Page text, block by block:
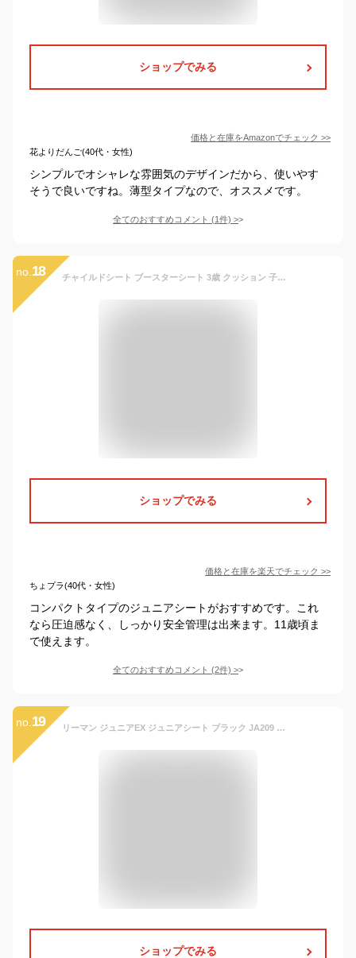
ショップでみる
価格と在庫をAmazonでチェック >>
花よりだんご(40代・女性)
シンプルでオシャレな雰囲気のデザインだから、使いやす
そうで良いですね。薄型タイプなので、オススメです。
全てのおすすめコメント (1件) >
no. 18 チャイルドシート ブースターシート 3歳 クッション 子供 車 （ ジュニアシート チャイルドジュニアシート 学童用 シート 3歳～11歳頃 安全 椅子 イス ブースター コンパクト ベビー キッズ お出かけ 取付簡単 カー用品 ） 【39ショップ】
ショップでみる
価格と在庫を楽天でチェック >>
ちょプラ(40代・女性)
コンパクトタイプのジュニアシートがおすすめです。これ
なら圧迫感なく、しっかり安全管理は出来ます。11歳頃ま
で使えます。
全てのおすすめコメント (2件) >
no. 19 リーマン ジュニアEX ジュニアシート ブラック JA209 キッズ用品 子供 こども 3歳から 車 車用品 カー用品 ドライブ シート イス 低反発 クッション お出かけ【送料無料】
ショップでみる